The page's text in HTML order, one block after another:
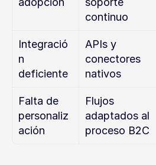
continuo
Integració
n
deficiente
APIs y
conectores
nativos
Falta de
personaliz
ación
Flujos
adaptados al
proceso B2C